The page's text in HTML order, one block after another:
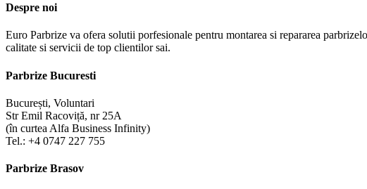
Despre noi
Euro Parbrize va ofera solutii porfesionale pentru montarea si repararea
calitate si servicii de top clientilor sai.
Parbrize Bucuresti
București, Voluntari
Str Emil Racoviță, nr 25A
(în curtea Alfa Business Infinity)
Tel.: +4 0747 227 755
Parbrize Brasov